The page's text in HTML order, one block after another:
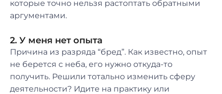
которые точно нельзя растоптать обратными
аргументами.
2. У меня нет опыта
Причина из разряда “бред”. Как известно, опыт
не берется с неба, его нужно откуда-то
получить. Решили тотально изменить сферу
деятельности? Идите на практику или